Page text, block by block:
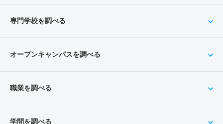
専門学校を調べる
オープンキャンパスを調べる
職業を調べる
学問を調べる